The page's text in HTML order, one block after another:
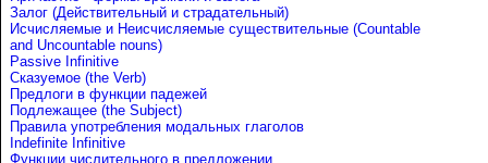
Залог (Действительный и страдательный)
Исчисляемые и Неисчисляемые существительные (Countable
and Uncountable nouns)
Passive Infinitive
Сказуемое (the Verb)
Предлоги в функции падежей
Подлежащее (the Subject)
Правила употребления модальных глаголов
Indefinite Infinitive
Функции числительного в предложении